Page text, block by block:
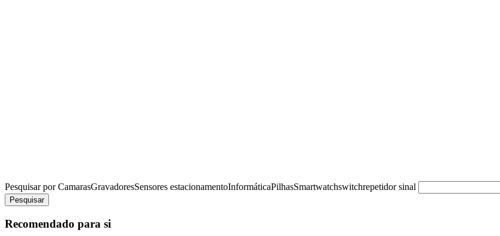
Pesquisar porCamarasGravadoresSensores estacionamentoInformáticaPilhasSmartwatchswitchrepetidor sinal
Pesquisar
Recomendado para si